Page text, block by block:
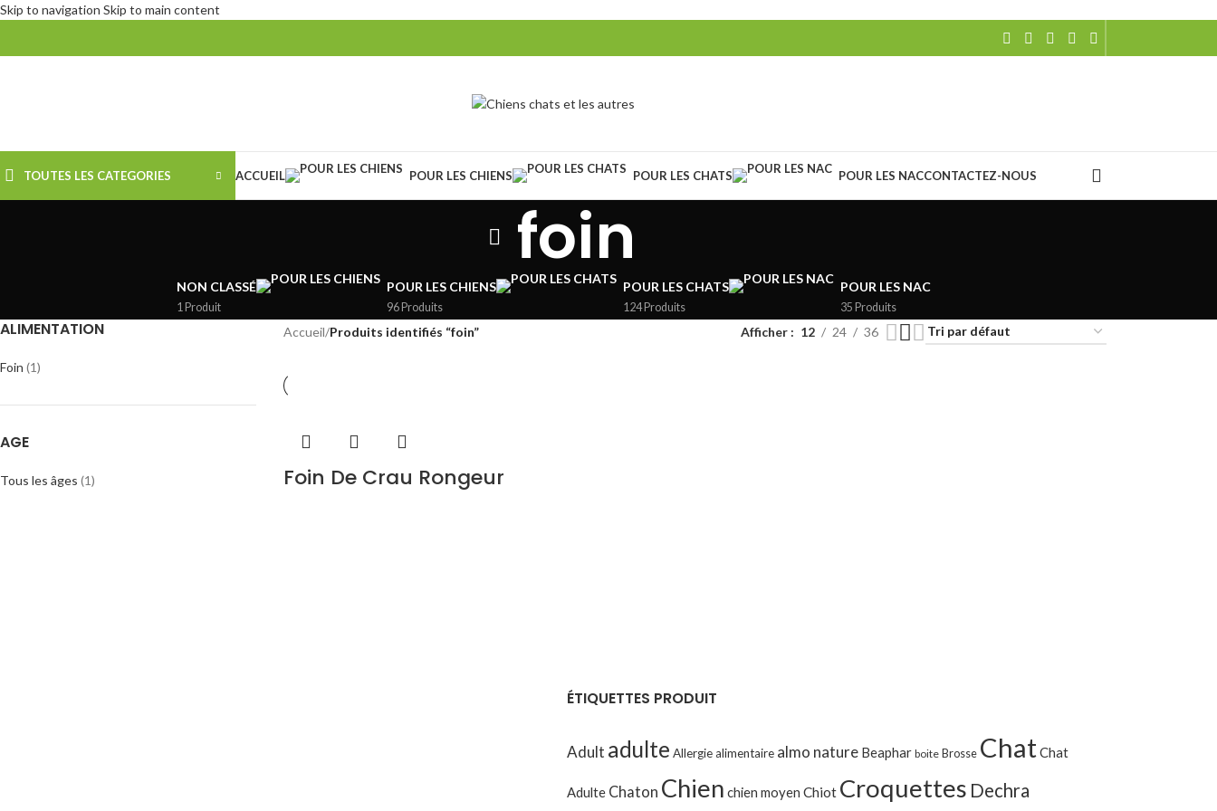
Skip to navigation Skip to main content
TOUTES LES CATEGORIES ACCUEIL POUR LES CHIENS POUR LES CHATS POUR LES NACCONTACTEZ-NOUS
foin
NON CLASSÉ
1 Produit
POUR LES CHIENS
96 Produits
POUR LES CHATS
124 Produits
POUR LES NAC
35 Produits
ALIMENTATION
Foin (1)
AGE
Tous les âges (1)
Accueil/Produits identifiés “foin” Afficher 12 24 36
Foin De Crau Rongeur
ÉTIQUETTES PRODUIT
Adult adulte Allergie alimentaire almo nature Beaphar boite Brosse ChatChat
Adulte Chaton Chien chien moyen Chiot Croquettes Dechra